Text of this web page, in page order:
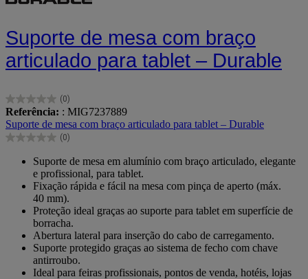
Suporte de mesa com braço
articulado para tablet – Durable
(0)
0.0
em
5
estrelas.
Referência: : MIG7237889
Suporte de mesa com braço articulado para tablet – Durable
(0)
0.0
estrelas.
Suporte de mesa em alumínio com braço articulado, elegante
e profissional, para tablet.
Fixação rápida e fácil na mesa com pinça de aperto (máx.
40 mm).
Proteção ideal graças ao suporte para tablet em superfície de
borracha.
Abertura lateral para inserção do cabo de carregamento.
Suporte protegido graças ao sistema de fecho com chave
antirroubo.
Ideal para feiras profissionais, pontos de venda, hotéis, lojas